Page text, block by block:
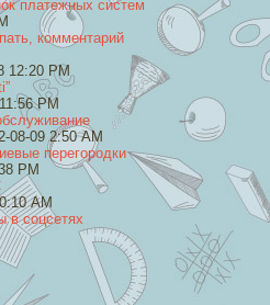
платежных систем
комментарий
12:20 PM
PM
08-09 2:50 AM
перегородки
PM
AM
в соцсетях